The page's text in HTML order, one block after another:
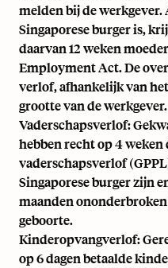
melden bij de werkgever.
Singaporese burger is,
daarvan 12 weken
Employment Act. De
verlof, afhankelijk van
grootte van de werkgever.
Vaderschapsverlof:
hebben recht op 4
vaderschapsverlof
Singaporese burger zijn
maanden
geboorte.
Kinderopvangverlof:
op 6 dagen betaalde